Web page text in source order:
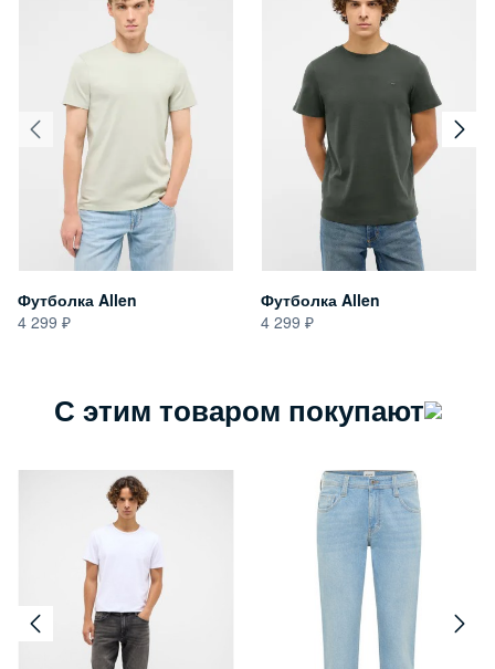
Футболка Allen
4 299
Футболка Allen
4 299
С этим товаром покупают